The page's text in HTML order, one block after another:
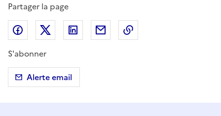
Partager la page
Partager sur Facebook
Partager sur X (anciennement Twitter)
Partager sur LinkedIn
Partager par email
S'abonner
Alerte email